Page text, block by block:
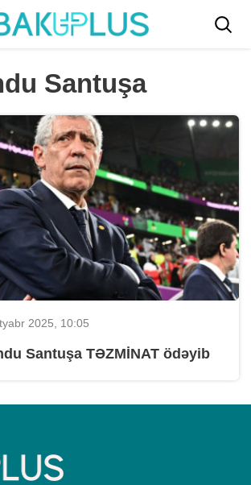
Santuşa
2025, 10:05
Santuşa TƏZMİNAT ödəyib